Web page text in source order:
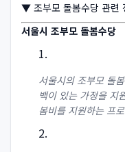
▼ 조부모 돌봄수당 관련
서울시 조부모 돌봄수당
서울시의 조부모 돌
백이 있는 가정을 지
봄비를 지원하는 프